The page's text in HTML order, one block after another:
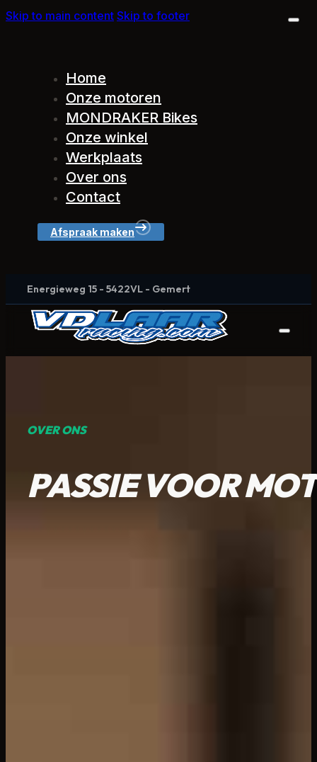
Skip to main content Skip to footer
Home
Onze motoren
MONDRAKER Bikes
Onze winkel
Werkplaats
Over ons
Contact
Afspraak maken
Energieweg 15 - 5422VL - Gemert
OVER ONS
PASSIE VOOR